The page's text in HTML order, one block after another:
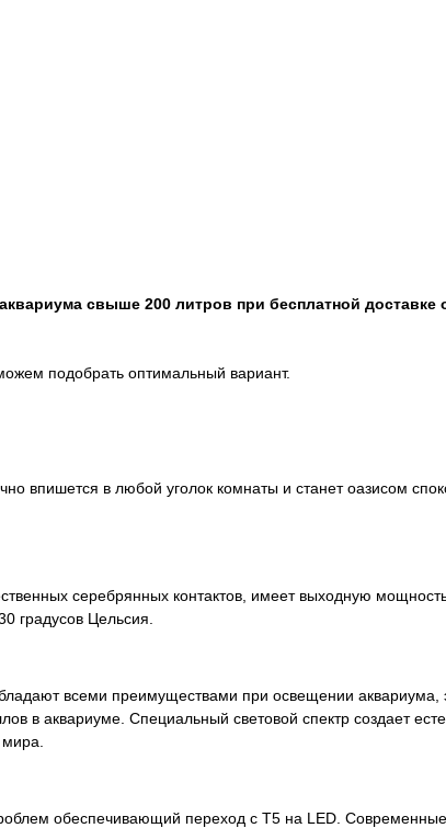
свыше 200 литров при бесплатной доставке
подобрать оптимальный вариант.
впишется в любой уголок комнаты и станет оазисом
серебрянных контактов, имеет выходную
градусов Цельсия.
всеми преимуществами при освещении аквариума,
в аквариуме. Специальный световой спектр создает
обеспечивающий переход с T5 на LED.